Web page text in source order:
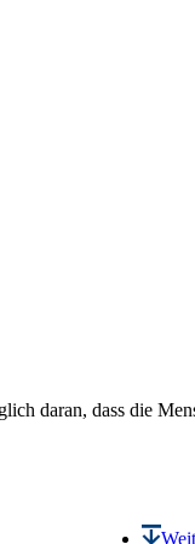
daran, dass die